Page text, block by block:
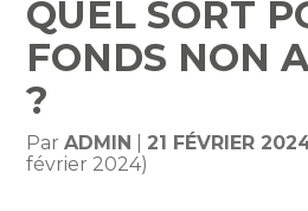
QUEL SORT
FONDS NON
?
ParADMIN 21 FÉVRIER
février 2024)